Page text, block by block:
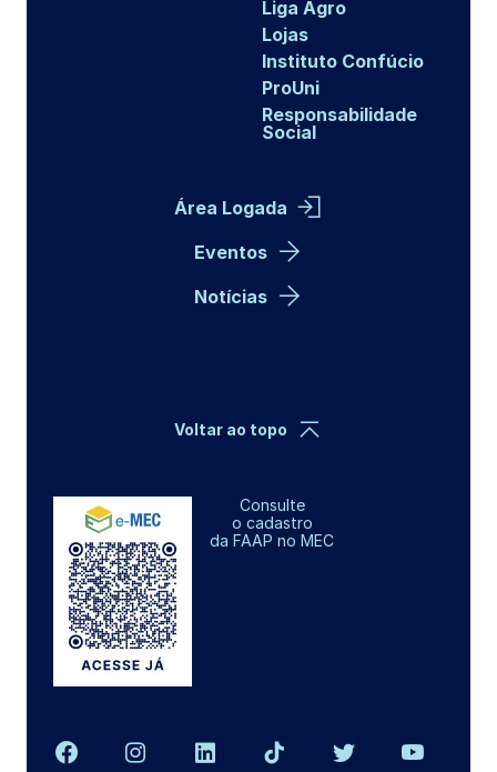
Liga Agro
Lojas
Instituto Confúcio
ProUni
Responsabilidade
Social
Área Logada
Eventos
Notícias
Consulte
o cadastro
da FAAP no MEC
Voltar ao topo